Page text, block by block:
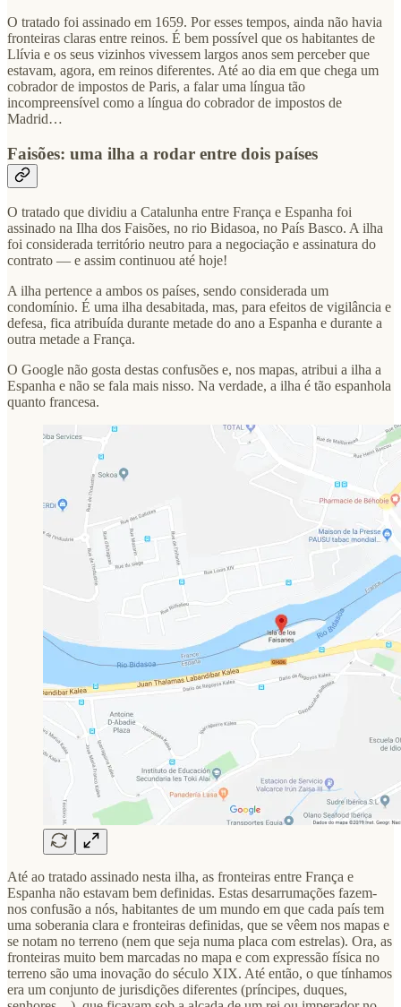
O tratado foi assinado em 1659. Por esses tempos, ainda não havia
fronteiras claras entre reinos. É bem possível que os habitantes de
Llívia e os seus vizinhos vivessem largos anos sem perceber que
estavam, agora, em reinos diferentes. Até ao dia em que chega um
cobrador de impostos de Paris, a falar uma língua tão
incompreensível como a língua do cobrador de impostos de
Madrid…
Faisões: uma ilha a rodar entre dois países
O tratado que dividiu a Catalunha entre França e Espanha foi
assinado na Ilha dos Faisões, no rio Bidasoa, no País Basco. A ilha
foi considerada território neutro para a negociação e assinatura do
contrato — e assim continuou até hoje!
A ilha pertence a ambos os países, sendo considerada um
condomínio. É uma ilha desabitada, mas, para efeitos de vigilância e
defesa, fica atribuída durante metade do ano a Espanha e durante a
outra metade a França.
O Google não gosta destas confusões e, nos mapas, atribui a ilha a
Espanha e não se fala mais nisso. Na verdade, a ilha é tão espanhola
quanto francesa.
Até ao tratado assinado nesta ilha, as fronteiras entre França e
Espanha não estavam bem definidas. Estas desarrumações fazem-
nos confusão a nós, habitantes de um mundo em que cada país tem
uma soberania clara e fronteiras definidas, que se vêem nos mapas e
se notam no terreno (nem que seja numa placa com estrelas). Ora, as
fronteiras muito bem marcadas no mapa e com expressão física no
terreno são uma inovação do século XIX. Até então, o que tínhamos
era um conjunto de jurisdições diferentes (príncipes, duques,